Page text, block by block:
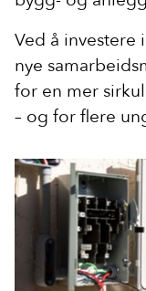
Ved å investere
nye
for en mer
– og for flere